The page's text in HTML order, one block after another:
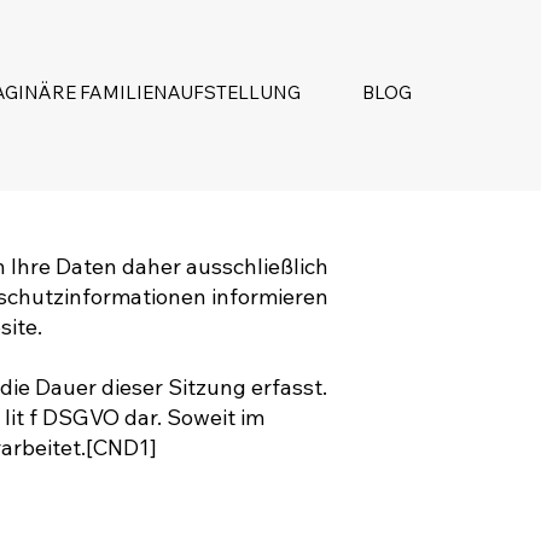
FAMILIENAUFSTELLUNG BLOG
Daten daher ausschließlich
informieren
Dauer dieser Sitzung erfasst.
f DSGVO dar. Soweit im